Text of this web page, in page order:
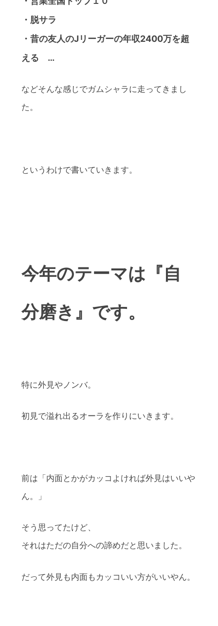
・脱サラ
・昔の友人のJリーガーの年収2400万を超
える …
などそんな感じでガムシャラに走ってきまし
た。
というわけで書いていきます。
今年のテーマは『自
分磨き』です。
特に外見やノンバ。
初見で溢れ出るオーラを作りにいきます。
前は「内面とかがカッコよければ外見はいいや
ん。」
そう思ってたけど、
それはただの自分への諦めだと思いました。
だって外見も内面もカッコいい方がいいやん。